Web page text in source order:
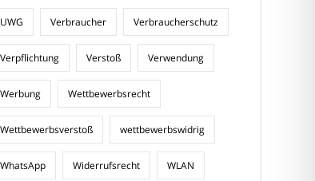
UWG Verbraucher Verbraucherschutz
Verpflichtung Verstoß Verwendung
Werbung Wettbewerbsrecht
Wettbewerbsverstoß wettbewerbswidrig
WhatsApp Widerrufsrecht WLAN